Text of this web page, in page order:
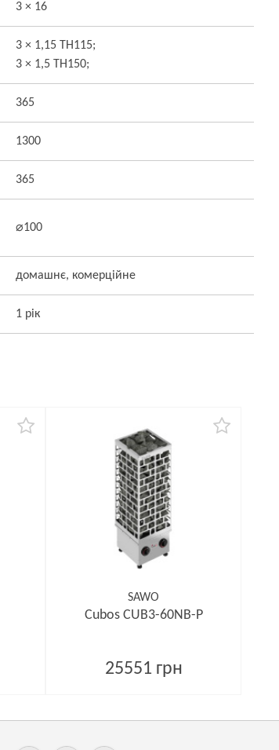
3 × 16
3 × 1,15 TH115;
3 × 1,5 TH150;
365
1300
365
⌀100
домашнє, комерційне
1 рік
SAWO
Cubos CUB3-60NB-P
25551 грн